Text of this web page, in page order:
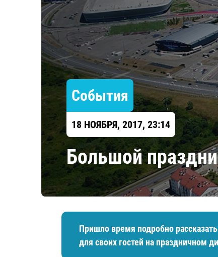
Локомотив
Северсталь
ЦСКА
Шанхайские Драконы
События
18 НОЯБРЯ, 2017, 23:14
​Большой
Пришло время подробно
для своих гостей на праздничном